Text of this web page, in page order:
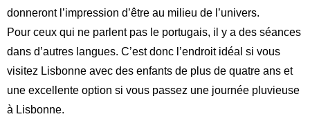
donneront l’impression d’être au milieu de l’univers.
Pour ceux qui ne parlent pas le portugais, il y a des séances
dans d’autres langues. C’est donc l’endroit idéal si vous
visitez Lisbonne avec des enfants de plus de quatre ans et
une excellente option si vous passez une journée pluvieuse
à Lisbonne.